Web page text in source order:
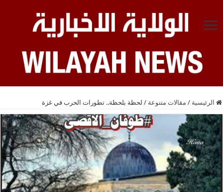
الرئيسية / مقالات متنوعة / لحظة بلحظة.. تطورات الحرب في غزة